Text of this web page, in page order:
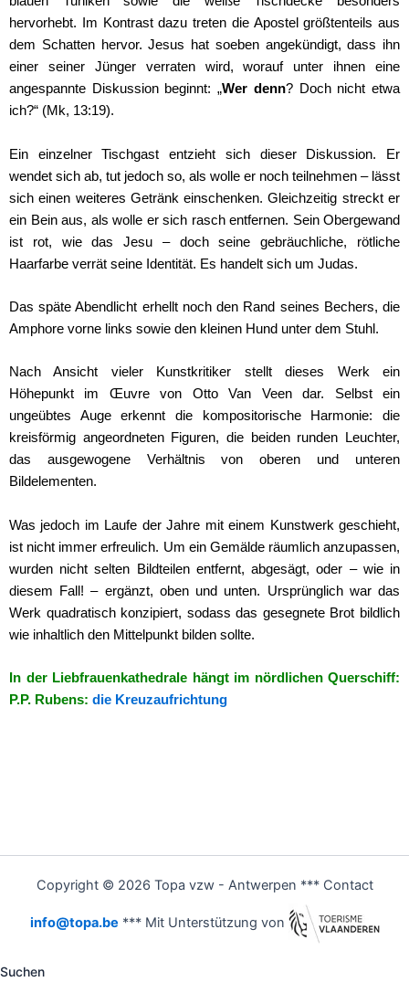
hervorhebt. Im Kontrast dazu treten die Apostel größtenteils aus
dem Schatten hervor. Jesus hat soeben angekündigt, dass ihn
einer seiner Jünger verraten wird, worauf unter ihnen eine
angespannte Diskussion beginnt: „Wer denn? Doch nicht etwa
ich?“ (Mk, 13:19).
Ein einzelner Tischgast entzieht sich dieser Diskussion. Er
wendet sich ab, tut jedoch so, als wolle er noch teilnehmen – lässt
sich einen weiteres Getränk einschenken. Gleichzeitig streckt er
ein Bein aus, als wolle er sich rasch entfernen. Sein Obergewand
ist rot, wie das Jesu – doch seine gebräuchliche, rötliche
Haarfarbe verrät seine Identität. Es handelt sich um Judas.
Das späte Abendlicht erhellt noch den Rand seines Bechers, die
Amphore vorne links sowie den kleinen Hund unter dem Stuhl.
Nach Ansicht vieler Kunstkritiker stellt dieses Werk ein
Höhepunkt im Œuvre von Otto Van Veen dar. Selbst ein
ungeübtes Auge erkennt die kompositorische Harmonie: die
kreisförmig angeordneten Figuren, die beiden runden Leuchter,
das ausgewogene Verhältnis von oberen und unteren
Bildelementen.
Was jedoch im Laufe der Jahre mit einem Kunstwerk geschieht,
ist nicht immer erfreulich. Um ein Gemälde räumlich anzupassen,
wurden nicht selten Bildteilen entfernt, abgesägt, oder – wie in
diesem Fall! – ergänzt, oben und unten. Ursprünglich war das
Werk quadratisch konzipiert, sodass das gesegnete Brot bildlich
wie inhaltlich den Mittelpunkt bilden sollte.
In der Liebfrauenkathedrale hängt im nördlichen Querschiff:
P.P. Rubens: die Kreuzaufrichtung
Copyright © 2026 Topa vzw - Antwerpen *** Contact
info@topa.be *** Mit Unterstützung von
Suchen